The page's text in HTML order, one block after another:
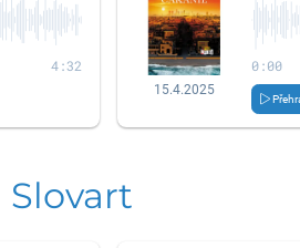
4:32
15.4.2025
0:00
Slovart